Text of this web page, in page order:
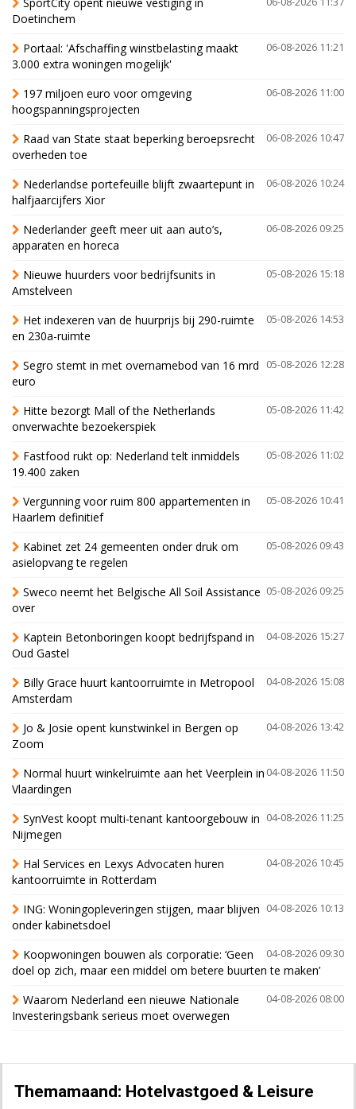
Doetinchem
06-08-2026 11:21
Portaal: 'Afschaffing winstbelasting maakt
3.000 extra woningen mogelijk'
06-08-2026 11:00
197 miljoen euro voor omgeving
hoogspanningsprojecten
06-08-2026 10:47
Raad van State staat beperking beroepsrecht
overheden toe
06-08-2026 10:24
Nederlandse portefeuille blijft zwaartepunt in
halfjaarcijfers Xior
06-08-2026 09:25
Nederlander geeft meer uit aan auto’s,
apparaten en horeca
05-08-2026 15:18
Nieuwe huurders voor bedrijfsunits in
Amstelveen
05-08-2026 14:53
Het indexeren van de huurprijs bij 290-ruimte
en 230a-ruimte
05-08-2026 12:28
Segro stemt in met overnamebod van 16 mrd
euro
05-08-2026 11:42
Hitte bezorgt Mall of the Netherlands
onverwachte bezoekerspiek
05-08-2026 11:02
Fastfood rukt op: Nederland telt inmiddels
19.400 zaken
05-08-2026 10:41
Vergunning voor ruim 800 appartementen in
Haarlem definitief
05-08-2026 09:43
Kabinet zet 24 gemeenten onder druk om
asielopvang te regelen
05-08-2026 09:25
Sweco neemt het Belgische All Soil Assistance
over
04-08-2026 15:27
Kaptein Betonboringen koopt bedrijfspand in
Oud Gastel
04-08-2026 15:08
Billy Grace huurt kantoorruimte in Metropool
Amsterdam
04-08-2026 13:42
Jo & Josie opent kunstwinkel in Bergen op
Zoom
04-08-2026 11:50
Normal huurt winkelruimte aan het Veerplein in
Vlaardingen
04-08-2026 11:25
SynVest koopt multi-tenant kantoorgebouw in
Nijmegen
04-08-2026 10:45
Hal Services en Lexys Advocaten huren
kantoorruimte in Rotterdam
04-08-2026 10:13
ING: Woningopleveringen stijgen, maar blijven
onder kabinetsdoel
04-08-2026 09:30
Koopwoningen bouwen als corporatie: ‘Geen
doel op zich, maar een middel om betere buurten te maken’
04-08-2026 08:00
Waarom Nederland een nieuwe Nationale
Investeringsbank serieus moet overwegen
Themamaand: Hotelvastgoed & Leisure